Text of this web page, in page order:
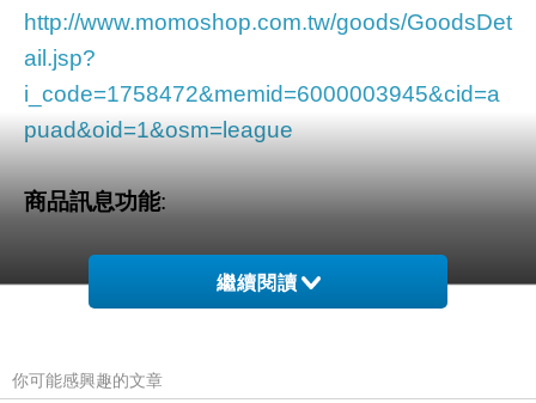
http://www.momoshop.com.tw/goods/GoodsDet
ail.jsp?
i_code=1758472&memid=6000003945&cid=a
puad&oid=1&osm=league
商品訊息功能:
品號：1758472
繼續閱讀
你可能感興趣的文章